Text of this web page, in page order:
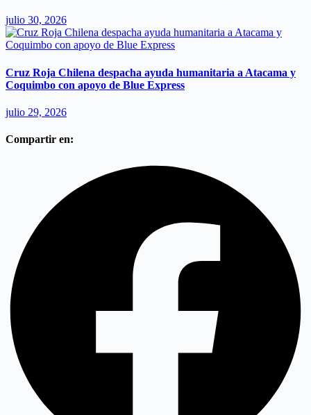
julio 30, 2026
Cruz Roja Chilena despacha ayuda humanitaria a Atacama y
Coquimbo con apoyo de Blue Express
julio 29, 2026
Compartir en: